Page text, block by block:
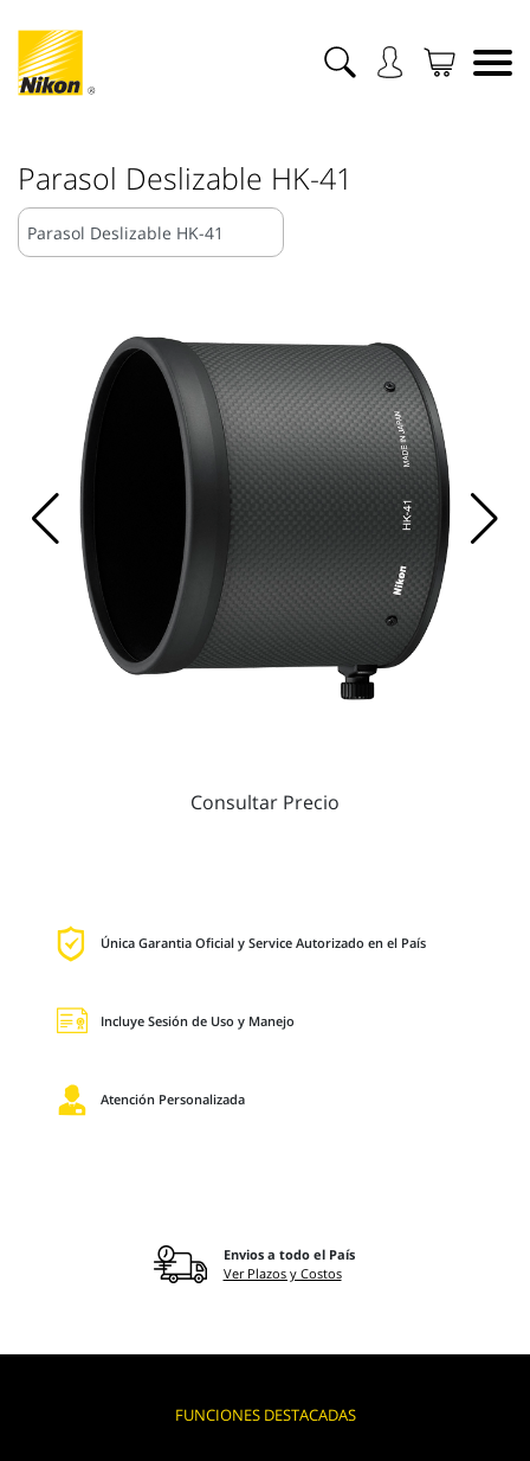
Parasol Deslizable HK-41
Consultar Precio
Única Garantia Oficial y Service Autorizado en el País
Incluye Sesión de Uso y Manejo
Atención Personalizada
Envios a todo el País
Ver Plazos y Costos
FUNCIONES DESTACADAS